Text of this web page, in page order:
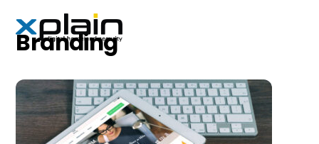
content
Branding